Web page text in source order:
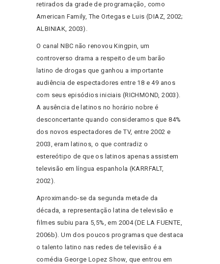
retirados da grade de programação, como
American Family, The Ortegas e Luis (DIAZ, 2002;
ALBINIAK, 2003).
O canal NBC não renovou Kingpin, um
controverso drama a respeito de um barão
latino de drogas que ganhou a importante
audiência de espectadores entre 18 e 49 anos
com seus episódios iniciais (RICHMOND, 2003).
A ausência de latinos no horário nobre é
desconcertante quando consideramos que 84%
dos novos espectadores de TV, entre 2002 e
2003, eram latinos, o que contradiz o
estereótipo de que os latinos apenas assistem
televisão em língua espanhola (KARRFALT,
2002).
Aproximando-se da segunda metade da
década, a representação latina de televisão e
filmes subiu para 5,5%, em 2004 (DE LA FUENTE,
2006b). Um dos poucos programas que destaca
o talento latino nas redes de televisão é a
comédia George Lopez Show, que entrou em